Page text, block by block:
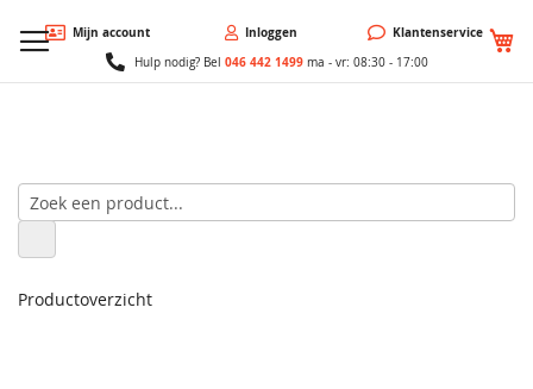
Mijn account Inloggen Klantenservice
Hulp nodig? Bel 046 442 1499ma - vr: 08:30 - 17:00
Productoverzicht